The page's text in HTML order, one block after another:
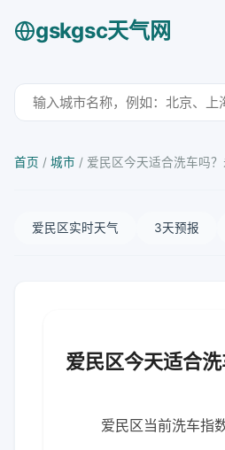
gskgsc天气网
首页 / 城市 / 爱民区今天适合洗车吗
爱民区实时天气 3天预报
爱民区今天适合
爱民区当前洗车指